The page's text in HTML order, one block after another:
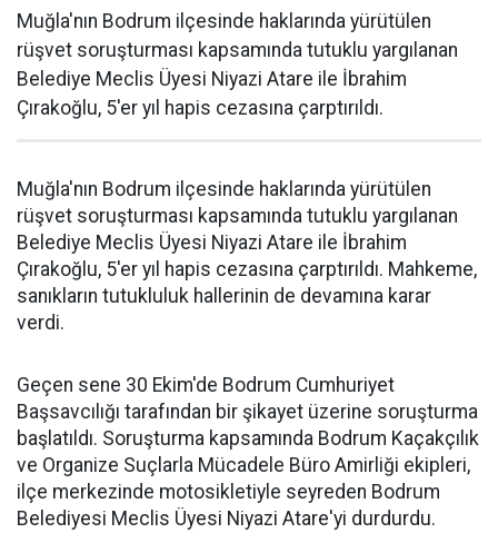
Muğla'nın Bodrum ilçesinde haklarında yürütülen
rüşvet soruşturması kapsamında tutuklu yargılanan
Belediye Meclis Üyesi Niyazi Atare ile İbrahim
Çırakoğlu, 5'er yıl hapis cezasına çarptırıldı.
Muğla'nın Bodrum ilçesinde haklarında yürütülen
rüşvet soruşturması kapsamında tutuklu yargılanan
Belediye Meclis Üyesi Niyazi Atare ile İbrahim
Çırakoğlu, 5'er yıl hapis cezasına çarptırıldı. Mahkeme,
sanıkların tutukluluk hallerinin de devamına karar
verdi.
Geçen sene 30 Ekim'de Bodrum Cumhuriyet
Başsavcılığı tarafından bir şikayet üzerine soruşturma
başlatıldı. Soruşturma kapsamında Bodrum Kaçakçılık
ve Organize Suçlarla Mücadele Büro Amirliği ekipleri,
ilçe merkezinde motosikletiyle seyreden Bodrum
Belediyesi Meclis Üyesi Niyazi Atare'yi durdurdu.